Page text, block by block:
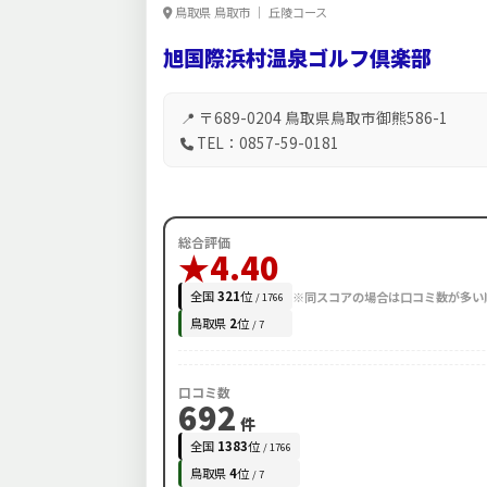
鳥取県 鳥取市 ｜ 丘陵コース
旭国際浜村温泉ゴルフ倶楽部
📍 〒689-0204 鳥取県鳥取市御熊586-1
TEL：0857-59-0181
総合評価
★4.40
全国321位 / 1766
鳥取県 2位 / 7
※同スコアの場合は口コミ数が多い
口コミ数
692 件
全国 1383位 / 1766
鳥取県4位 / 7